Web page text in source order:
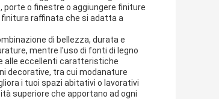
porte o finestre o aggiungere finiture
raffinata che si adatta a
di bellezza, durata e
mentre l'uso di fonti di legno
alle eccellenti caratteristiche
decorative, tra cui modanature
i tuoi spazi abitativi o lavorativi
superiore che apportano ad ogni